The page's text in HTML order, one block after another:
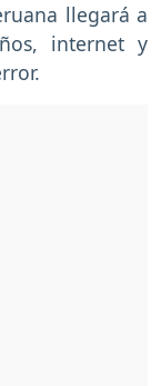
llegará a
internet y